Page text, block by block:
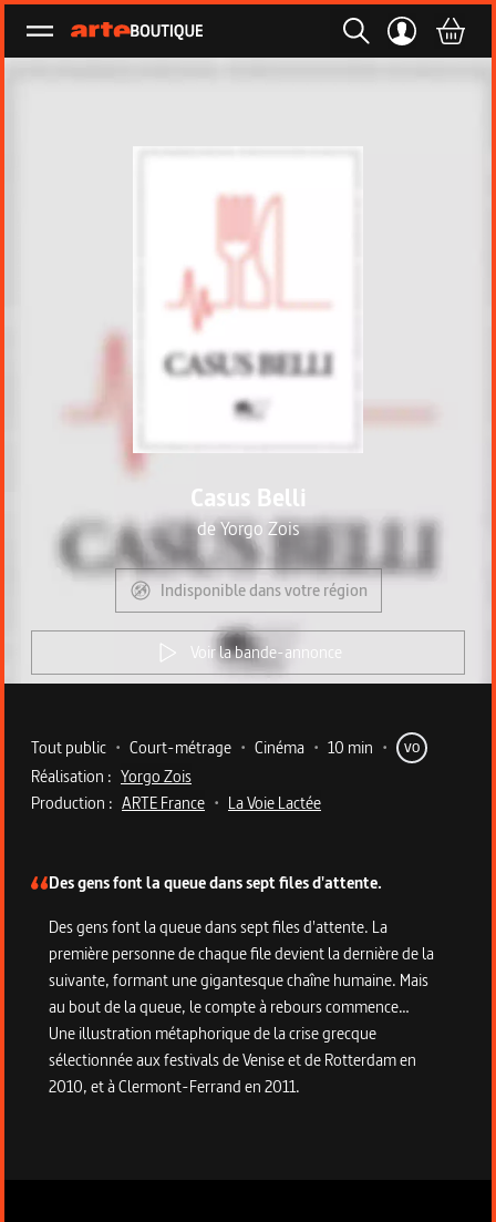
Ouvrir le menu
Casus Belli
deYorgo Zois
Indisponible dans votre région
Voir la bande-annonce
Metadata du programme
Tout public • Court-métrage • Cinéma • 10 min • VO
Réalisation : Yorgo Zois
Production : ARTE France • La Voie Lactée
Des gens font la queue dans sept files d'attente.
Des gens font la queue dans sept files d'attente. La
première personne de chaque file devient la dernière de la
suivante, formant une gigantesque chaîne humaine. Mais
au bout de la queue, le compte à rebours commence…
Une illustration métaphorique de la crise grecque
sélectionnée aux festivals de Venise et de Rotterdam en
2010, et à Clermont-Ferrand en 2011.